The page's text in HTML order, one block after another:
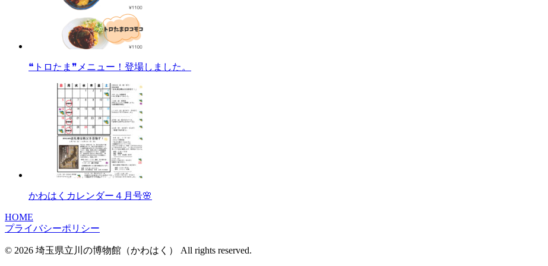
❝トロたま❞メニュー！登場しました。
かわはくカレンダー４月号🌸
HOME
プライバシーポリシー
© 2026 埼玉県立川の博物館（かわはく） All rights reserved.